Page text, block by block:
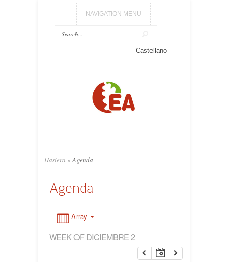
NAVIGATION MENU
Castellano
Hasiera » Agenda
Agenda
Array
WEEK OF DICIEMBRE 2
4:00
5:00